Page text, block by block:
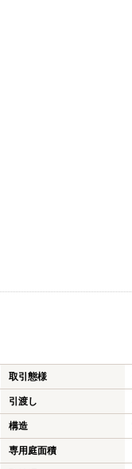
取引態様
引渡し
構造
専用庭面積